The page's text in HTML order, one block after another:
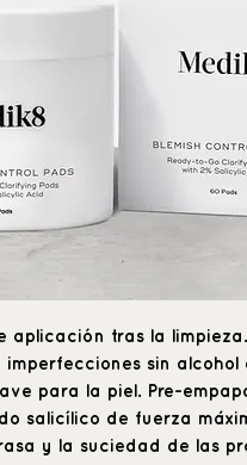
aplicación tras la limpieza.
sin alcohol
para la piel. Pre-
salicílico de fuerza
y la suciedad de las